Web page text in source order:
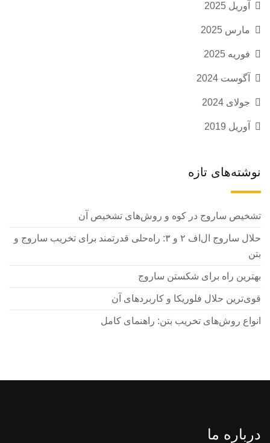
آوریل 2025
مارس 2025
فوریه 2025
آگوست 2024
جولای 2024
آوریل 2019
نوشته‌های تازه
تشخیص ساروج در کوه و روش‌های تشخیص آن
حلال ساروج ال‌اف ۲ و ۳: راه‌حلی قدرتمند برای تخریب ساروج و
بتن
بهترین راه برای شکستن ساروج
قوی‌ترین حلال فلوریکا و کاربردهای آن
انواع روش‌های تخریب بتن: راهنمای کامل
درباره ما